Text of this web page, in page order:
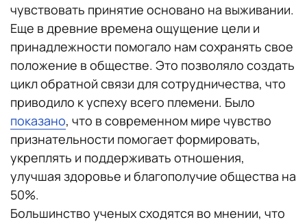
чувствовать принятие основано на выживании.
Еще в древние времена ощущение цели и
принадлежности помогало нам сохранять свое
положение в обществе. Это позволяло создать
цикл обратной связи для сотрудничества, что
приводило к успеху всего племени. Было
показано, что в современном мире чувство
признательности помогает формировать,
укреплять и поддерживать отношения,
улучшая здоровье и благополучие общества на
50%.
Большинство ученых сходятся во мнении, что